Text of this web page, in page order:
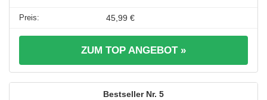
45,99 €
ZUM TOP ANGEBOT »
5